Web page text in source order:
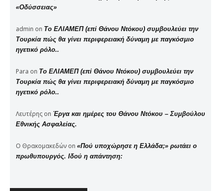
«Οδύσσειας»
admin on Το ΕΛΙΑΜΕΠ (επί Θάνου Ντόκου) συμβουλεύει την
Τουρκία πώς θα γίνει περιφερειακή δύναμη με παγκόσμιο
ηγετικό ρόλο..
Para on Το ΕΛΙΑΜΕΠ (επί Θάνου Ντόκου) συμβουλεύει την
Τουρκία πώς θα γίνει περιφερειακή δύναμη με παγκόσμιο
ηγετικό ρόλο..
Λευτέρης on Έργα και ημέρες του Θάνου Ντόκου – Συμβούλου
Εθνικής Ασφαλείας.
Ο Θρακομακεδών on «Πού υποχώρησε η Ελλάδα;» ρωτάει ο
πρωθυπουργός. Ιδού η απάντηση: